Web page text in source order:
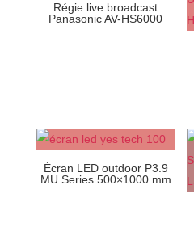
Régie live broadcast
Panasonic AV-HS6000
Écran LED outdoor P3.9
MU Series 500×1000 mm